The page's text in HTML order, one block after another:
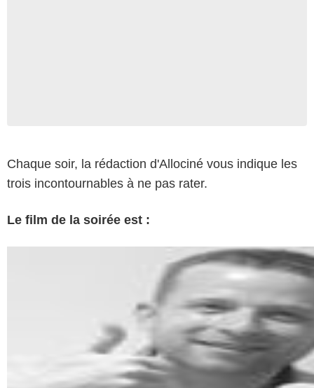
Chaque soir, la rédaction d'Allociné vous indique les
trois incontournables à ne pas rater.
Le film de la soirée est :